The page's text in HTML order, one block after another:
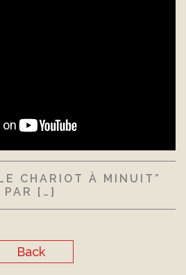
CHARIOT À MINUIT”
PAR […]
Back